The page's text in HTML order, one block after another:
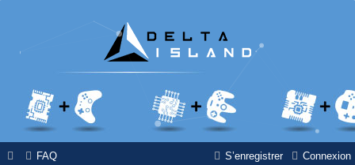
FAQ Connexion
S’enregistrer